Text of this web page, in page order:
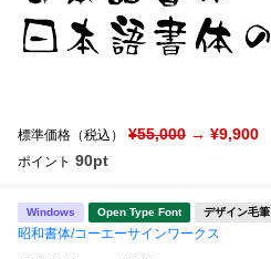
標準価格（税込） ¥55,000 → ¥9,900
ポイント 90pt
Windows Open Type Font デザイン毛筆
昭和書体/コーエーサインワークス